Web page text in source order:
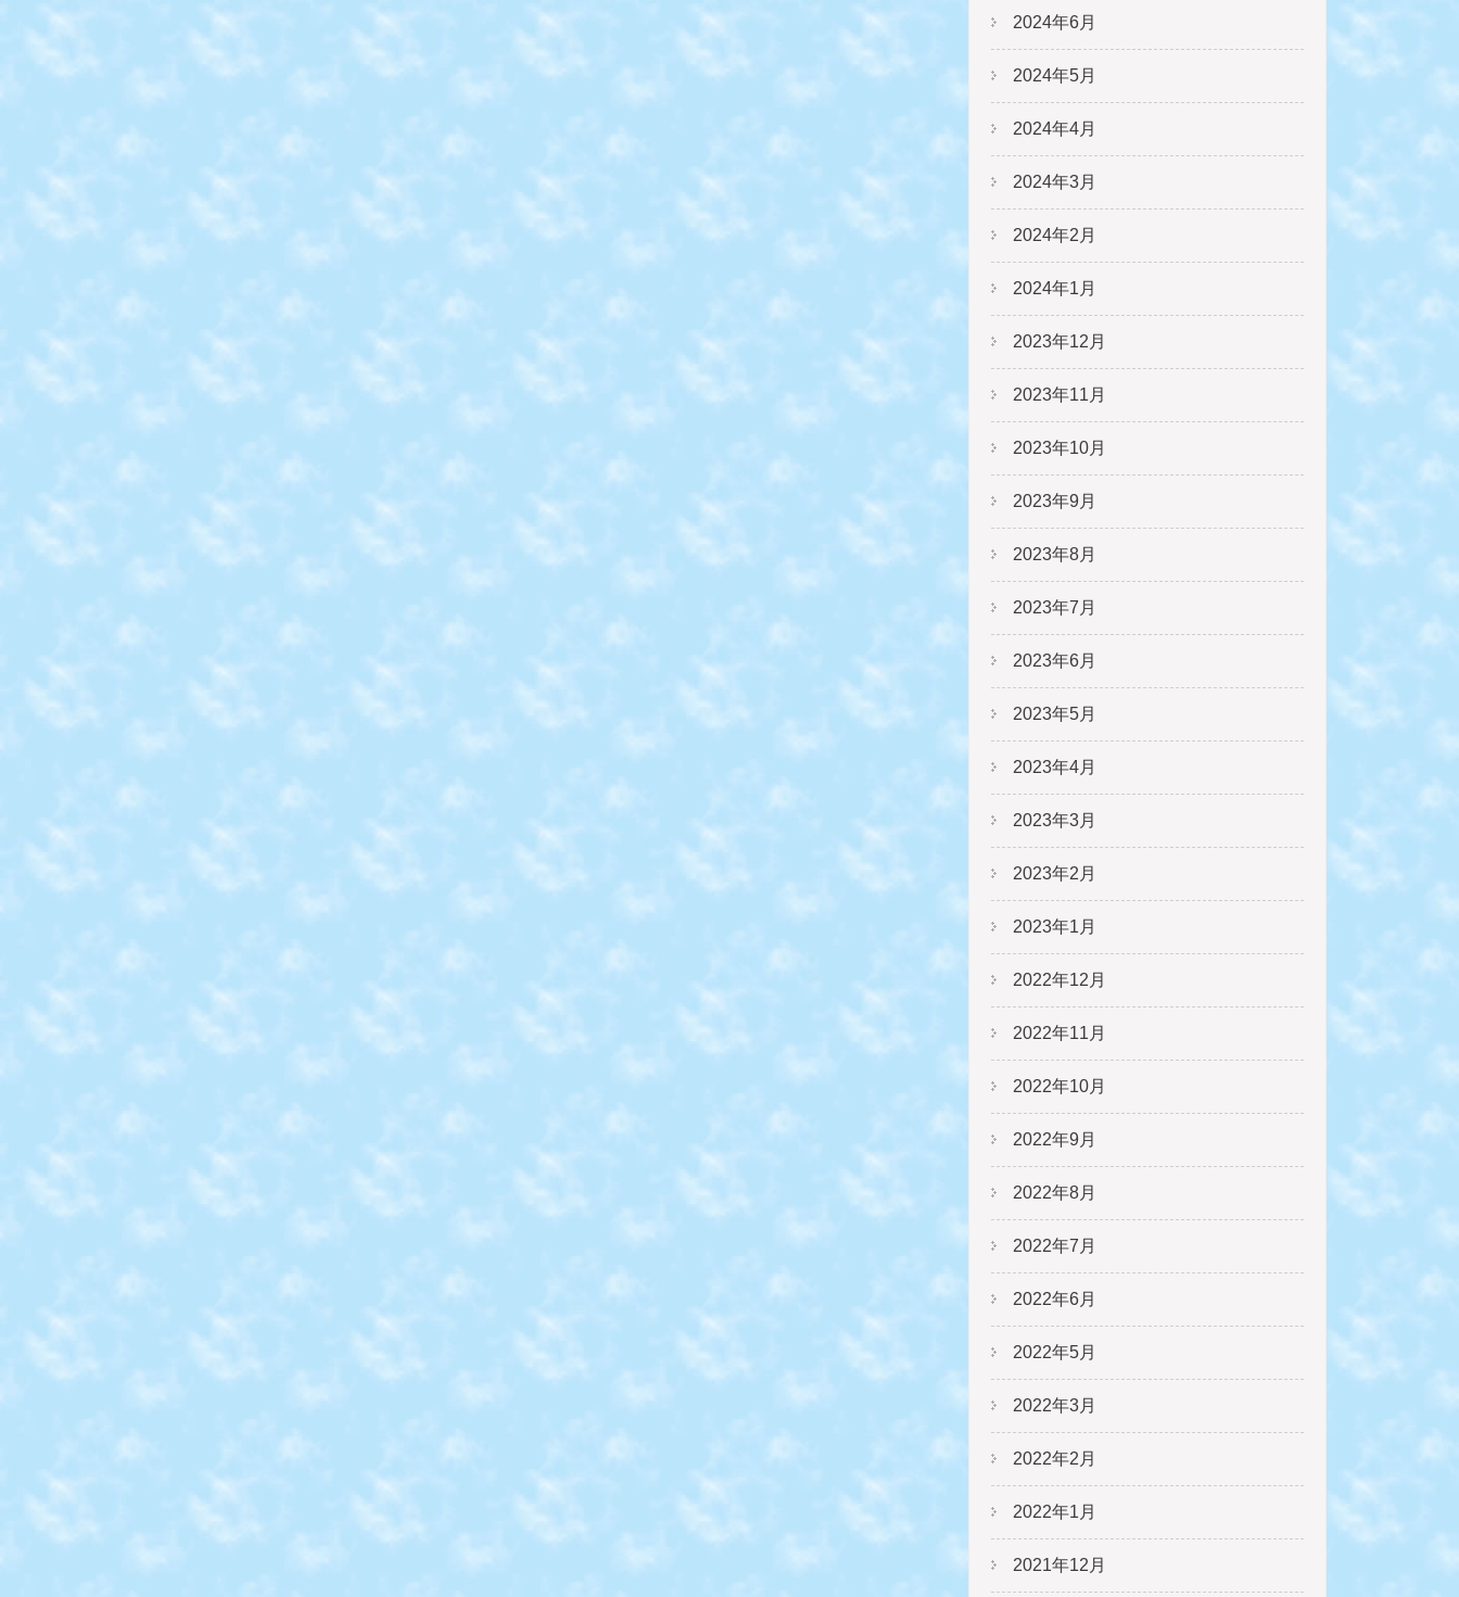
2024年6月
2024年5月
2024年4月
2024年3月
2024年2月
2024年1月
2023年12月
2023年11月
2023年10月
2023年9月
2023年8月
2023年7月
2023年6月
2023年5月
2023年4月
2023年3月
2023年2月
2023年1月
2022年12月
2022年11月
2022年10月
2022年9月
2022年8月
2022年7月
2022年6月
2022年5月
2022年3月
2022年2月
2022年1月
2021年12月